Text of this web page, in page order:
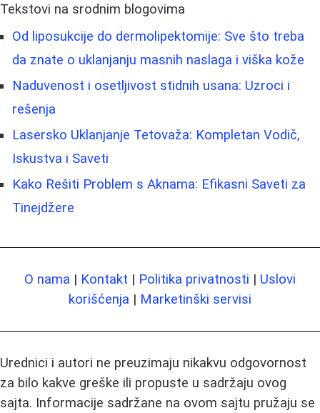
Tekstovi na srodnim blogovima
Od liposukcije do dermolipektomije: Sve što treba
da znate o uklanjanju masnih naslaga i viška kože
Naduvenost i osetljivost stidnih usana: Uzroci i
rešenja
Lasersko Uklanjanje Tetovaža: Kompletan Vodič,
Iskustva i Saveti
Kako Rešiti Problem s Aknama: Efikasni Saveti za
Tinejdžere
O nama | Kontakt | Politika privatnosti | Uslovi
korišćenja | Marketinški servisi
Urednici i autori ne preuzimaju nikakvu odgovornost
za bilo kakve greške ili propuste u sadržaju ovog
sajta. Informacije sadržane na ovom sajtu pružaju se